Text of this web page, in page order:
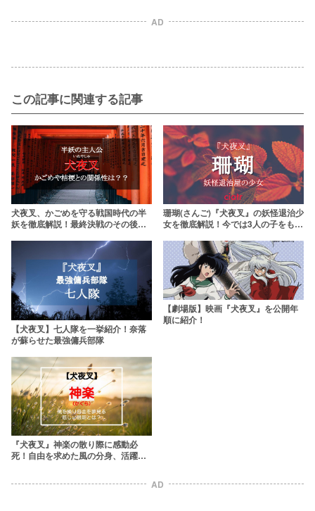
AD
この記事に関連する記事
犬夜叉、かごめを守る戦国時代の半
妖を徹底解説！最終決戦のその後
珊瑚(さんご)『犬夜叉』の妖怪退治少
女を徹底解説！今では3人の子をもつ
【犬夜叉】七人隊を一挙紹介！奈落
が蘇らせた最強傭兵部隊
【劇場版】映画『犬夜叉』を公開年
順に紹介！
『犬夜叉』神楽の散り際に感動必
死！自由を求めた風の分身、活躍を
AD